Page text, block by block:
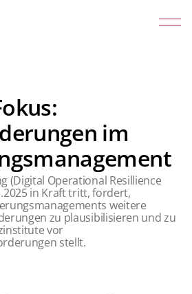
im
(Digital Operational Resillience
in Kraft tritt, fordert,
weitere
zu plausibilisieren und zu
vor
stellt.